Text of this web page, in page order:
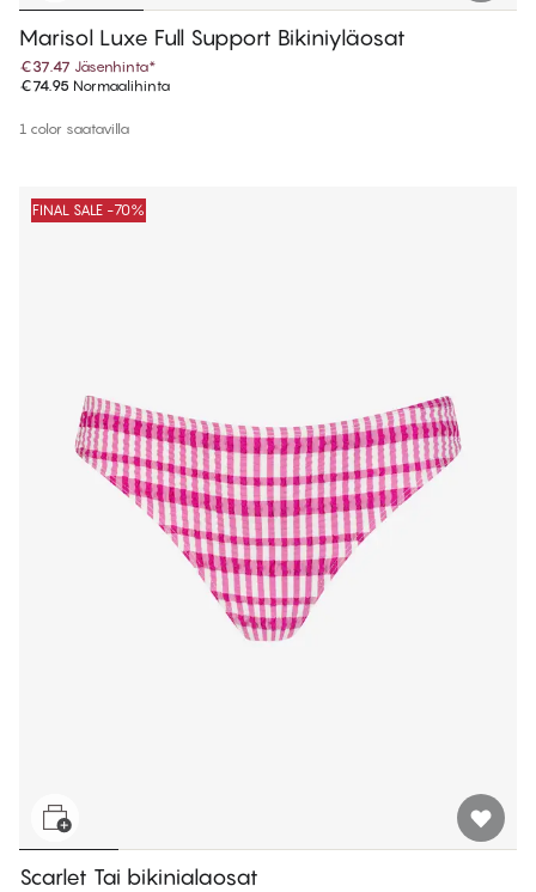
Marisol Luxe Full Support Bikiniyläosat
€37.47 Jäsenhinta*
€74.95 Normaalihinta
1 color saatavilla
FINAL SALE -70%
Scarlet Tai bikinialaosat